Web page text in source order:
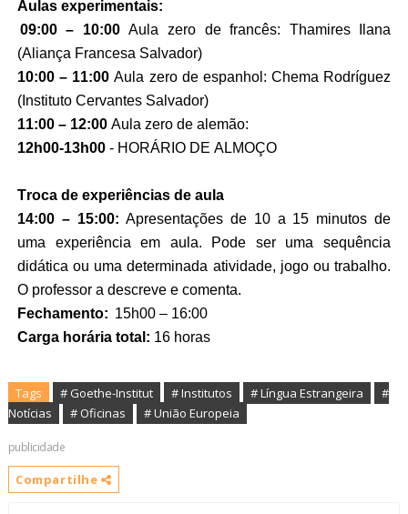
Aulas experimentais:
09:00 – 10:00 Aula zero de francês: Thamires
Ilana
(Aliança Francesa Salvador)
10:00 – 11:00 Aula zero de espanhol: Chema Rodríguez
(Instituto Cervantes Salvador)
11:00 – 12:00 Aula zero de alemão:
12h00-13h00 - HORÁRIO DE ALMOÇO
Troca de experiências de aula
14:00 – 15:00: Apresentações de 10 a 15 minutos de
uma experiência em aula. Pode ser uma sequência
didática ou uma determinada atividade, jogo ou trabalho.
O professor a descreve e comenta.
Fechamento: 15h00 – 16:00
Carga horária total: 16 horas
Tags # Goethe-Institut # Institutos # Língua Estrangeira
#
Notícias
# Oficinas # União Europeia
publicidade
Compartilhe